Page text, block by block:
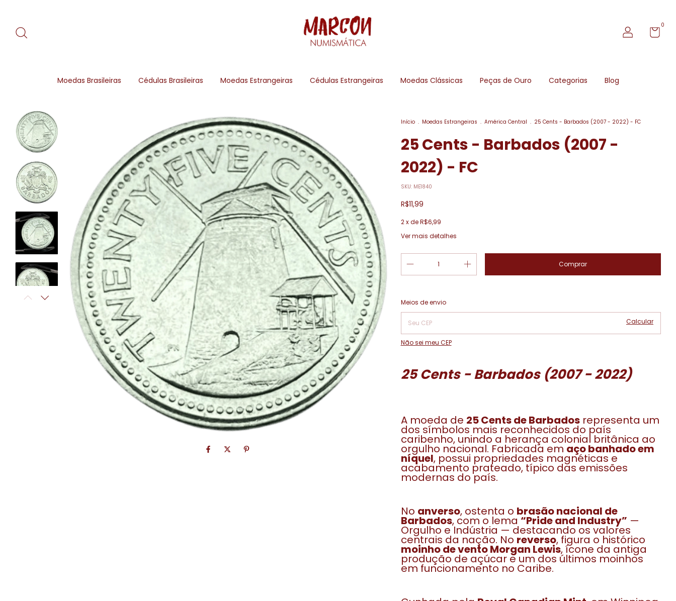
0
Moedas Brasileiras Cédulas Brasileiras Moedas Estrangeiras Cédulas Estrangeiras Moedas Clássicas Peças de Ouro Categorias Blog
Início . Moedas Estrangeiras . América Central . 25 Cents - Barbados (2007 - 2022) - FC
25 Cents - Barbados (2007 -
2022) - FC
SKU: ME1840
R$11,99
2 x deR$6,99
Ver mais detalhes
Entregas para o CEP:
Meios de envio
Calcular
Não sei meu CEP
25 Cents - Barbados (2007 - 2022)
A moeda de 25 Cents de Barbadosrepresenta um
dos símbolos mais reconhecidos do país
caribenho, unindo a herança colonial britânica ao
orgulho nacional. Fabricada em aço banhado em
níquel, possui propriedades magnéticas e
acabamento prateado, típico das emissões
modernas do país.
No anverso, ostenta o brasão nacional de
Barbados, com o lema “Pride and Industry” —
Orgulho e Indústria — destacando os valores
centrais da nação. No reverso, figura o histórico
moinho de vento Morgan Lewis, ícone da antiga
produção de açúcar e um dos últimos moinhos
em funcionamento no Caribe.